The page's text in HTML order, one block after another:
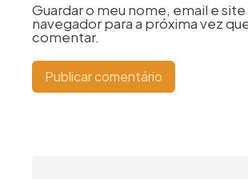
Guardar o meu nome, email e
navegador para a próxima vez
comentar.